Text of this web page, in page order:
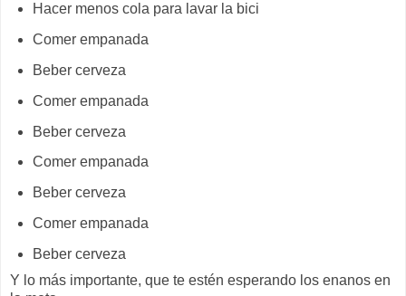
Hacer menos cola para lavar la bici
Comer empanada
Beber cerveza
Comer empanada
Beber cerveza
Comer empanada
Beber cerveza
Comer empanada
Beber cerveza
Y lo más importante, que te estén esperando los enanos en